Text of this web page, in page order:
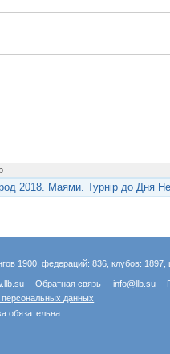
2018. Маями. Турнір до Дня
1900, федераций: 836, клубов:
Обратная связь info@llb.su
персональных данных
обязательна.